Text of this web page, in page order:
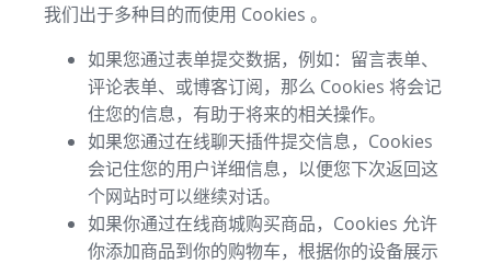
我们出于多种目的而使用 Cookies 。
如果您通过表单提交数据，例如：留言表单、
评论表单、或博客订阅，那么 Cookies 将会记
住您的信息，有助于将来的相关操作。
如果您通过在线聊天插件提交信息，Cookies
会记住您的用户详细信息，以便您下次返回这
个网站时可以继续对话。
如果你通过在线商城购买商品，Cookies 允许
你添加商品到你的购物车，根据你的设备展示